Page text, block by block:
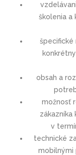
školenia a
špecifické
obsah a
možnosť
zákazníka
v
technické
mobilnými